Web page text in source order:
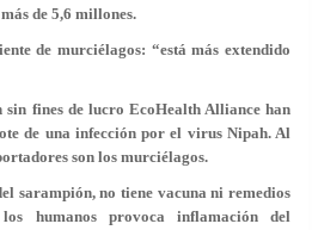
de 5,6 millones.
de murciélagos: “está más extendido
fines de lucro EcoHealth Alliance han
de una infección por el virus Nipah. Al
son los murciélagos.
sarampión, no tiene vacuna ni remedios
humanos provoca inflamación del